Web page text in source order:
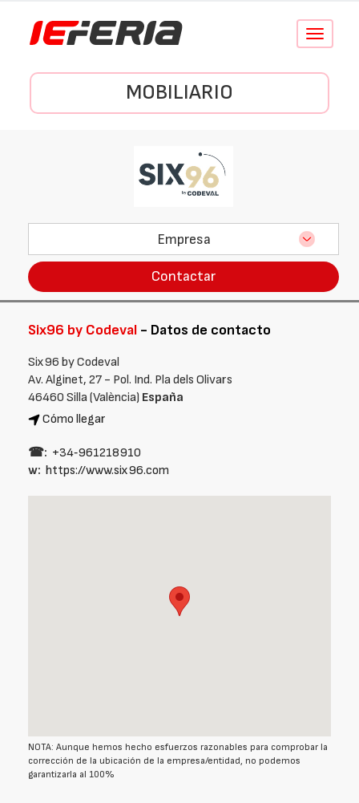
Conmutar
MOBILIARIO
Empresa
Contactar
Six96 by Codeval - Datos de contacto
Six96 by Codeval
Av. Alginet, 27 - Pol. Ind. Pla dels Olivars
46460 Silla (València) España
Cómo llegar
☎: +34‑961218910
w: https://www.six96.com
NOTA: Aunque hemos hecho esfuerzos razonables para comprobar la
corrección de la ubicación de la empresa/entidad, no podemos
garantizarla al 100%